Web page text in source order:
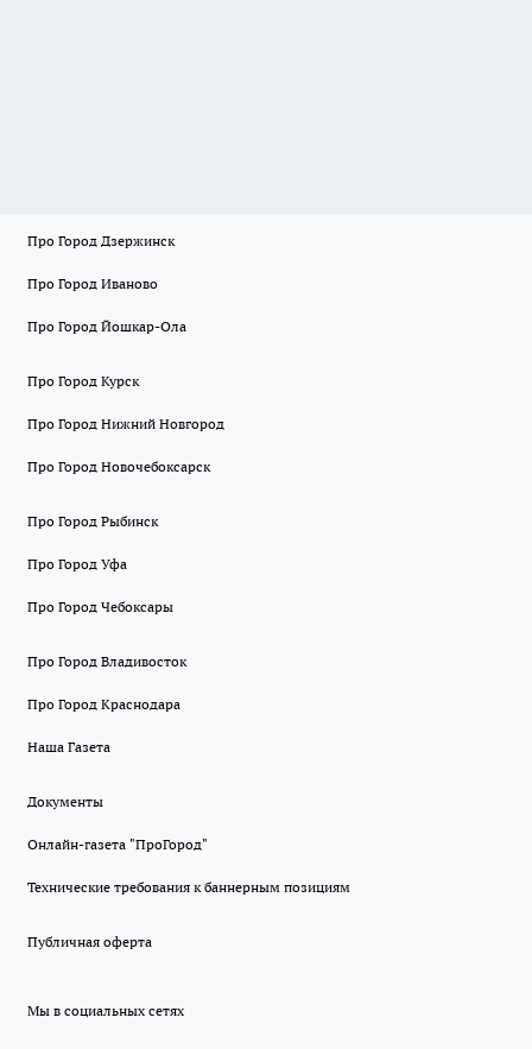
Про Город Дзержинск
Про Город Иваново
Про Город Йошкар-Ола
Про Город Курск
Про Город Нижний Новгород
Про Город Новочебоксарск
Про Город Рыбинск
Про Город Уфа
Про Город Чебоксары
Про Город Владивосток
Про Город Краснодара
Наша Газета
Документы
Онлайн-газета "ПроГород"
Технические требования к баннерным позициям
Публичная оферта
Мы в социальных сетях